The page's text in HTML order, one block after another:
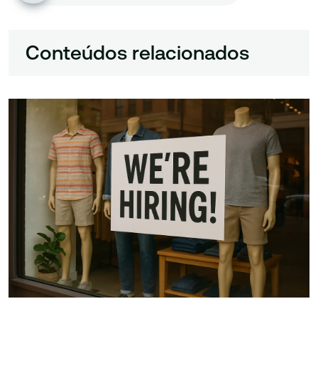
Conteúdos relacionados